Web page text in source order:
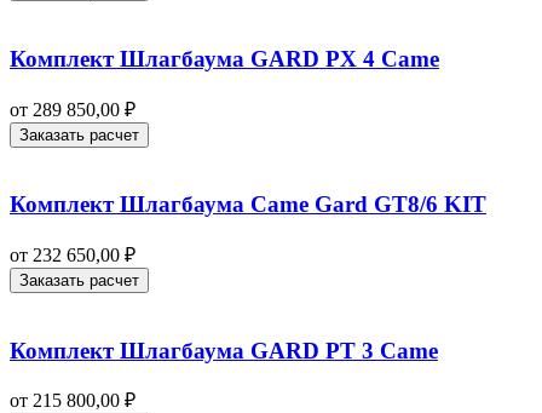
Комплект Шлагбаума GARD PX 4 Came
от 289 850,00 ₽
Заказать расчет
Комплект Шлагбаума Came Gard GT8/6 KIT
от 232 650,00 ₽
Заказать расчет
Комплект Шлагбаума GARD PT 3 Came
от 215 800,00 ₽